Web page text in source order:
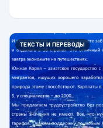
ТЕКСТЫ И ПЕРЕВОДЫ